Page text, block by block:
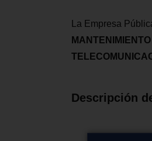
La Empresa
Descripción